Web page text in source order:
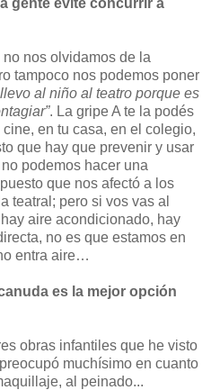
nos olvidamos de la
tampoco nos podemos poner
llevo al niño al teatro porque es
. La gripe A te la podés
en tu casa, en el colegio,
que hay que prevenir y usar
podemos hacer una
que nos afectó a los
teatral; pero si vos vas al
aire acondicionado, hay
no es que estamos en
entra aire…
es la mejor opción
obras infantiles que he visto
muchísimo en cuanto
al peinado...